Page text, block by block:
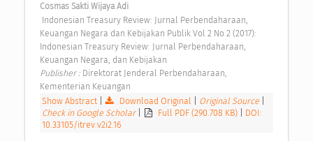
Cosmas Sakti Wijaya Adi
Keuangan Negara dan Kebijakan Publik Vol 2 No 2 (2017):
Indonesian Treasury Review: Jurnal Perbendaharaan,
Keuangan Negara, dan Kebijakan
Publisher : Direktorat Jenderal Perbendaharaan,
Kementerian Keuangan
Show Abstract| Download Original Original Source
Check in Google Scholar
Full PDF (290.708 KB)
DOI:
10.33105/itrev.v2i2.16